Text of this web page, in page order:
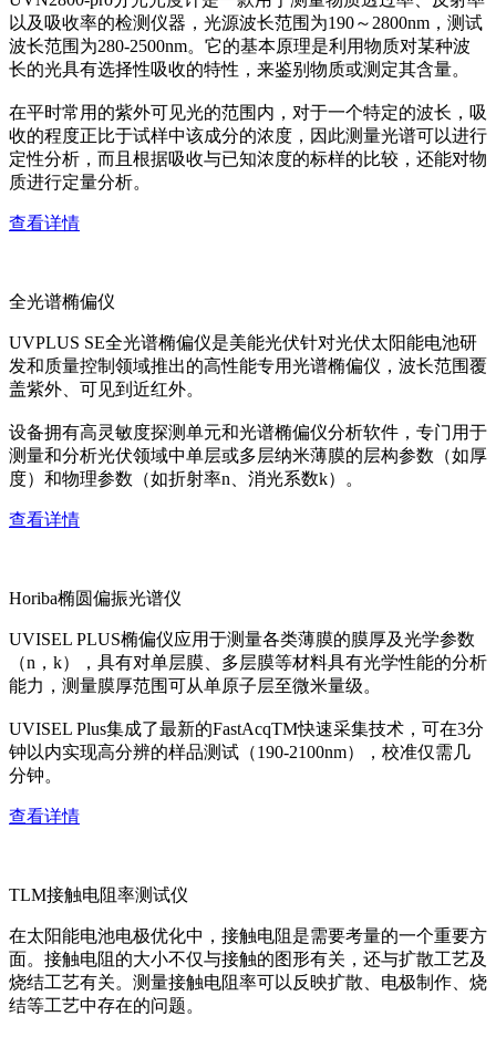
以及吸收率的检测仪器，光源波长范围为190～2800nm，测试
波长范围为280-2500nm。它的基本原理是利用物质对某种波
长的光具有选择性吸收的特性，来鉴别物质或测定其含量。
在平时常用的紫外可见光的范围内，对于一个特定的波长，吸
收的程度正比于试样中该成分的浓度，因此测量光谱可以进行
定性分析，而且根据吸收与已知浓度的标样的比较，还能对物
质进行定量分析。
查看详情
全光谱椭偏仪
UVPLUS SE全光谱椭偏仪是美能光伏针对光伏太阳能电池研
发和质量控制领域推出的高性能专用光谱椭偏仪，波长范围覆
盖紫外、可见到近红外。
设备拥有高灵敏度探测单元和光谱椭偏仪分析软件，专门用于
测量和分析光伏领域中单层或多层纳米薄膜的层构参数（如厚
度）和物理参数（如折射率n、消光系数k）。
查看详情
Horiba椭圆偏振光谱仪
UVISEL PLUS椭偏仪应用于测量各类薄膜的膜厚及光学参数
（n，k），具有对单层膜、多层膜等材料具有光学性能的分析
能力，测量膜厚范围可从单原子层至微米量级。
UVISEL Plus集成了最新的FastAcqTM快速采集技术，可在3分
钟以内实现高分辨的样品测试（190-2100nm），校准仅需几
分钟。
查看详情
TLM接触电阻率测试仪
在太阳能电池电极优化中，接触电阻是需要考量的一个重要方
面。接触电阻的大小不仅与接触的图形有关，还与扩散工艺及
烧结工艺有关。测量接触电阻率可以反映扩散、电极制作、烧
结等工艺中存在的问题。